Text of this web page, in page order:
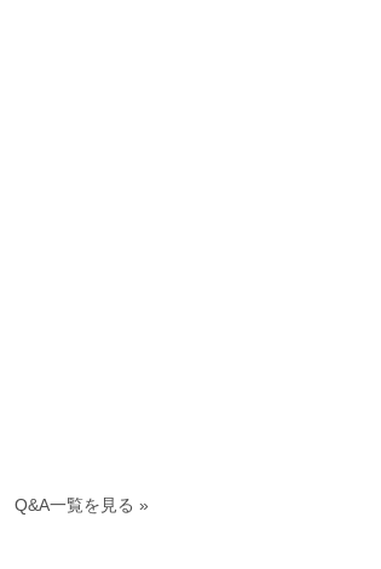
Q&A一覧を見る »